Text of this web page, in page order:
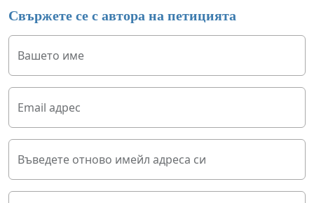
Свържете се с автора на петицията
Вашето име
Email адрес
Въведете отново имейл адреса си